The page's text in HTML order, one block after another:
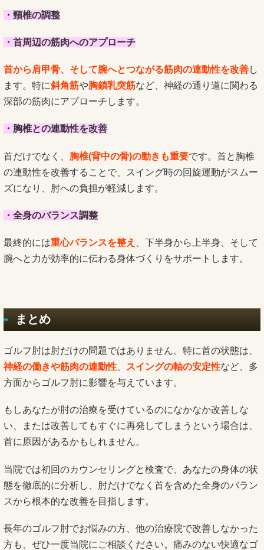
・頸椎の調整
・首周辺の筋肉へのアプローチ
首から肩甲骨、そして腕へとつながる筋肉の連動性を改善し
ます。特に斜角筋や胸鎖乳突筋など、神経の通り道に関わる
深部の筋肉にアプローチします。
・胸椎との連動性を改善
首だけでなく、 胸椎(背中の骨)の動きも重要です。首と胸椎
の連動性を改善することで、スイング時の回旋運動がスムー
ズになり、肘への負担が軽減します。
・全身のバランス調整
最終的には重心バランスを整え
、下半身から上半身、そして
腕へと力が効率的に伝わる身体づくりをサポートします。
まとめ
ゴルフ肘は肘だけの問題ではありません。特に首の状態は、
神経の働きや筋肉の連動性
スイングの軸の安定性など、多
方面からゴルフ肘に影響を与えています。
もしあなたが肘の治療を受けているのになかなか改善しな
い、または改善してもすぐに再発してしまうという場合は、
首に原因があるかもしれません。
当院では初回のカウンセリングと検査で、あなたの身体の状
態を徹底的に分析し、肘だけでなく首を含めた全身のバラン
スから根本的な改善を目指します。
長年のゴルフ肘でお悩みの方、他の治療院で改善しなかった
方も、ぜひ一度当院にご相談ください。痛みのない快適なゴ